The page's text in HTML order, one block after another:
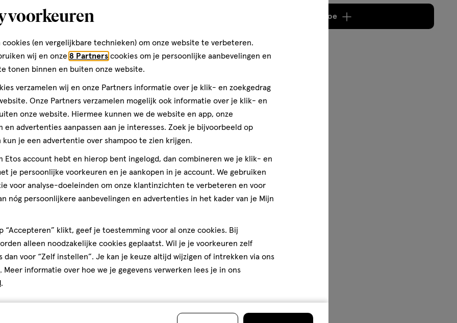
om de lippen te
DIMETHICONE,
PROPYLPARABEN, [MAY
77891), BLUE 1 (CI 42090),
73360), RED 7 (CI 15850),
(CI 75470)]. 2.
MICROCRYSTALLINE
ACETATE,
OLUS OIL/VEGETABLE
up artists
Factor laat je er geweldig
was Meneer Max Factor
make-up genoemd. Hij vond
dus starte hij een
producten in het
look creëren die je geweldig
3
Hiermee
open
je
vragenformulier.
4
Hiermee
open
je
een
vragenformulier.
5
Hiermee
open
je
vragenformulier.
Volgende
op Recentste
Kwaliteit, 4.0 van 5
4.0
3.0
toe
voorkeuren
cookies (en vergelijkbare technieken) om onze website te verbeteren.
wij en onze 8 Partners cookies om je persoonlijke aanbevelingen en
tonen binnen en buiten onze website.
verzamelen wij en onze Partners informatie over je klik- en zoekgedrag
Onze Partners verzamelen mogelijk ook informatie over je klik- en
onze website. Hiermee kunnen we de website en app, onze
en advertenties aanpassen aan je interesses. Zoek je bijvoorbeeld op
kun je een advertentie over shampoo te zien krijgen.
Etos account hebt en hierop bent ingelogd, dan combineren we je klik- en
je persoonlijke voorkeuren en je aankopen in je account. We gebruiken
voor analyse-doeleinden om onze klantinzichten te verbeteren en voor
nóg persoonlijkere aanbevelingen en advertenties in het kader van je Mijn
“Accepteren” klikt, geef je toestemming voor al onze cookies. Bij
alleen noodzakelijke cookies geplaatst. Wil je je voorkeuren zelf
dan voor “Zelf instellen”. Je kan je keuze altijd wijzigen of intrekken via ons
. Meer informatie over hoe we je gegevens verwerken lees je in ons
.